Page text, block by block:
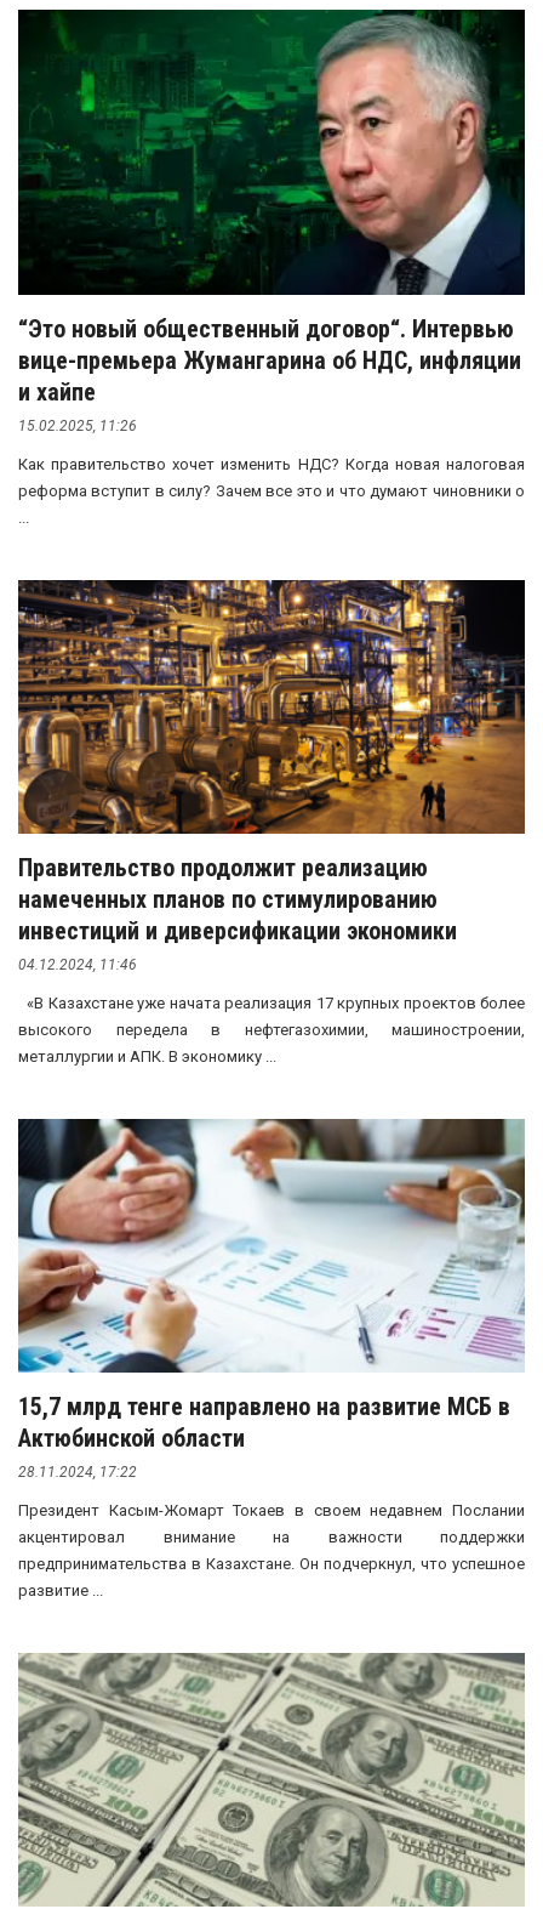
“Это новый общественный договор“. Интервью
вице-премьера Жумангарина об НДС, инфляции
и хайпе
15.02.2025, 11:26
Как правительство хочет изменить НДС? Когда новая налоговая
реформа вступит в силу? Зачем все это и что думают чиновники о
...
Правительство продолжит реализацию
намеченных планов по стимулированию
инвестиций и диверсификации экономики
04.12.2024, 11:46
«В Казахстане уже начата реализация 17 крупных проектов более
высокого передела в нефтегазохимии, машиностроении,
металлургии и АПК. В экономику ...
15,7 млрд тенге направлено на развитие МСБ в
Актюбинской области
28.11.2024, 17:22
Президент Касым-Жомарт Токаев в своем недавнем Послании
акцентировал внимание на важности поддержки
предпринимательства в Казахстане. Он подчеркнул, что успешное
развитие ...